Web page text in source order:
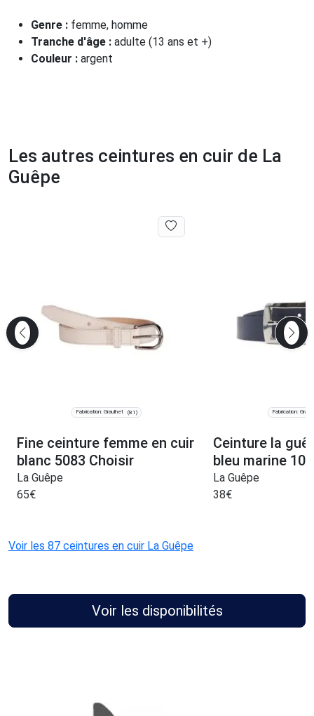
Genre : femme, homme
Tranche d'âge : adulte (13 ans et +)
Couleur : argent
Les autres ceintures en cuir de La
Guêpe
Fabrication: Graulhet (81)
Fine ceinture femme en cuir
blanc 5083 Choisir
La Guêpe
65€
Fabrication:
Ceinture la
bleu marine
La Guêpe
38€
Voir les 87 ceintures en cuir La Guêpe
Voir les disponibilités